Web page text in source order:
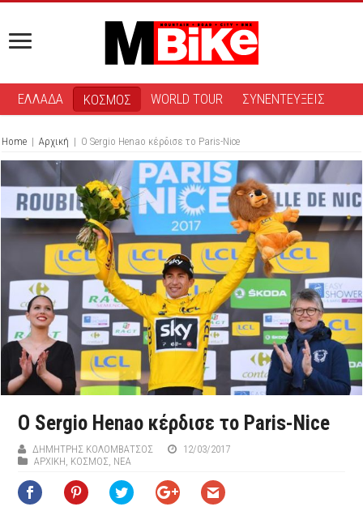
ΕΛΛΑΔΑ ΚΟΣΜΟΣ WORLD TOUR ΣΥΝΕΝΤΕΥΞΕΙΣ
Home | Αρχική | Ο Sergio Henao κέρδισε το Paris-Nice
Ο Sergio Henao κέρδισε το Paris-Nice
ΔΗΜΉΤΡΗΣ ΚΟΛΟΜΒΆΤΣΟΣ
12/03/2017
ΑΡΧΙΚΉ, ΚΟΣΜΟΣ, ΝΕΑ